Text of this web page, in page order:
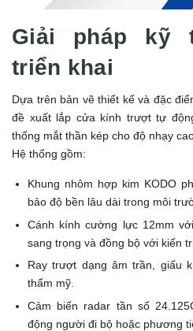
Giải pháp kỹ
triển khai
Dựa trên bản vẽ thiết kế và đặc
đề xuất lắp cửa kính trượt tự
thống mắt thần kép cho độ nhạy
Hệ thống gồm:
Khung nhôm hợp kim KODO
bảo độ bền lâu dài trong môi
Cánh kính cường lực 12mm
sang trọng và đồng bộ với kiến
Ray trượt dạng âm trần, giấu
thẩm mỹ.
Cảm biến radar tần số
động người đi bộ hoặc phương